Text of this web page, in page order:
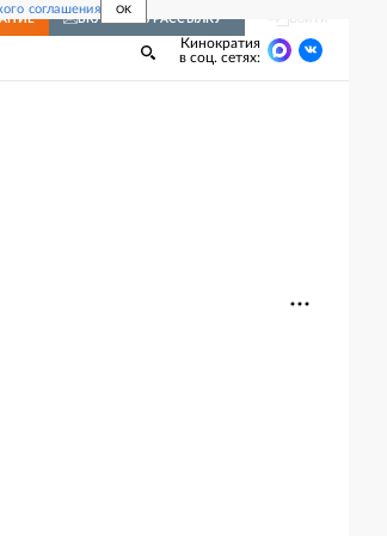
соглашения OK
ВКЛЮЧИТЬ РАССЫЛКУ
Кинократия
в соц. сетях: